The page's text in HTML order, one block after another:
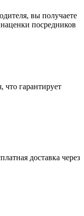
вы получаете
посредников
что гарантирует
доставка через